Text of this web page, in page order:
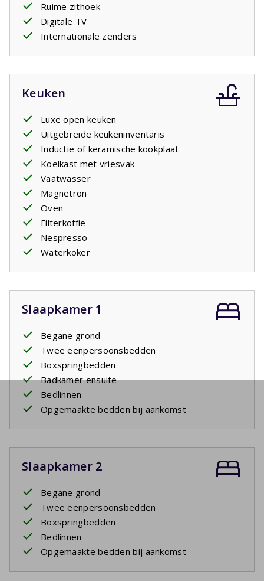
Ruime zithoek
Digitale TV
Internationale zenders
Keuken
Luxe open keuken
Uitgebreide keukeninventaris
Inductie of keramische kookplaat
Koelkast met vriesvak
Vaatwasser
Magnetron
Oven
Filterkoffie
Nespresso
Waterkoker
Slaapkamer 1
Begane grond
Twee eenpersoonsbedden
Boxspringbedden
Badkamer ensuite
Bedlinnen
Opgemaakte bedden bij aankomst
Slaapkamer 2
Begane grond
Twee eenpersoonsbedden
Boxspringbedden
Bedlinnen
Opgemaakte bedden bij aankomst